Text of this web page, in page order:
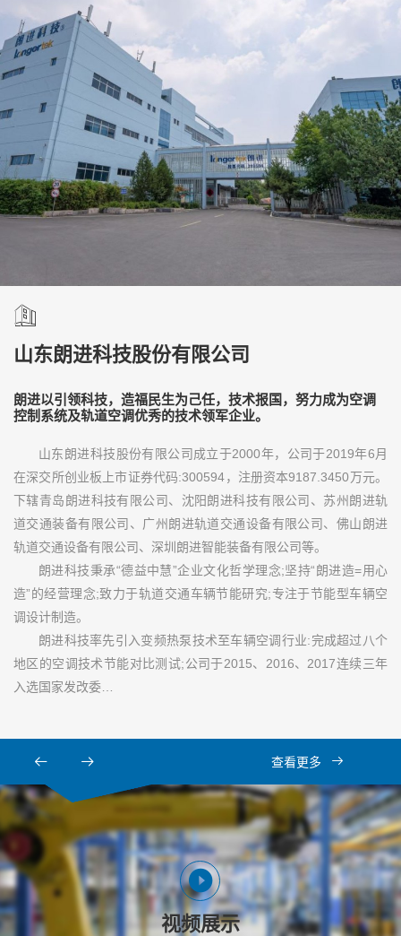
山东朗进科技股份有限公司
朗进以引领科技，造福民生为己任，技术报国，努力成为空调
控制系统及轨道空调优秀的技术领军企业。
山东朗进科技股份有限公司成立于2000年，公司于2019年6月
在深交所创业板上市证券代码:300594，注册资本9187.3450万元。
下辖青岛朗进科技有限公司、沈阳朗进科技有限公司、苏州朗进轨
道交通装备有限公司、广州朗进轨道交通设备有限公司、佛山朗进
轨道交通设备有限公司、深圳朗进智能装备有限公司等。
朗进科技秉承“德益中慧”企业文化哲学理念;坚持“朗进造=用心
造”的经营理念;致力于轨道交通车辆节能研究;专注于节能型车辆空
调设计制造。
朗进科技率先引入变频热泵技术至车辆空调行业:完成超过八个
地区的空调技术节能对比测试;公司于2015、2016、2017连续三年
入选国家发改委…
查看更多
视频展示